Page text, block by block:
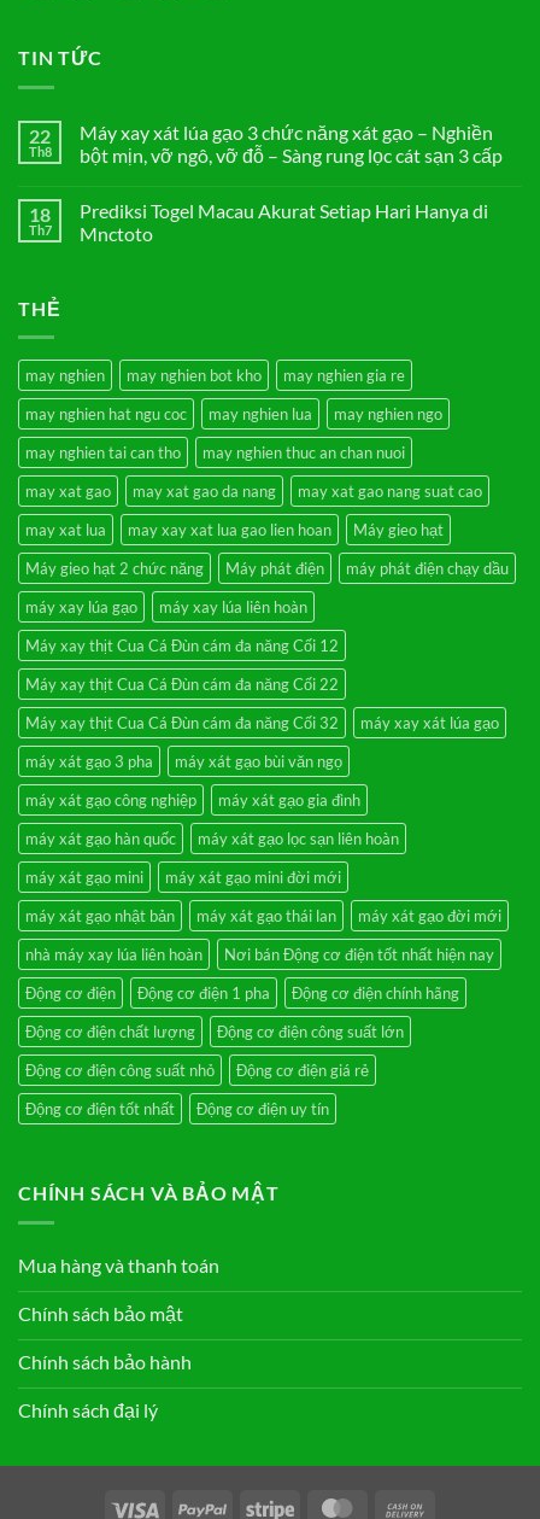
TIN TỨC
22
Th8
Máy xay xát lúa gạo 3 chức năng xát gạo – Nghiền
bột mịn, vỡ ngô, vỡ đỗ – Sàng rung lọc cát sạn 3 cấp
bình
luận
ở
năng
xát
gạo
–
Nghiền
bột
mịn,
vỡ
ngô,
vỡ
đỗ
–
Sàng
rung
lọc
cát
sạn
3
cấp
18
Th7
Prediksi Togel Macau Akurat Setiap Hari Hanya di
Mnctoto
Macau
Akurat
Setiap
Hari
Hanya
di
Mnctoto
THẺ
may nghien may nghien bot kho
may nghien gia re
may nghien hat ngu coc
may nghien lua
may nghien ngo
may nghien tai can tho
may nghien thuc an chan nuoi
may xat gao
may xat gao da nang
may xat gao nang suat cao
may xat lua
may xay xat lua gao lien hoan
Máy gieo hạt
Máy gieo hạt 2 chức năng
Máy phát điện
máy phát điện chạy dầu
máy xay lúa gạo
máy xay lúa liên hoàn
Máy xay thịt Cua Cá Đùn cám đa năng Cối 12
Máy xay thịt Cua Cá Đùn cám đa năng Cối 22
Máy xay thịt Cua Cá Đùn cám đa năng Cối 32
máy xay xát lúa gạo
máy xát gạo 3 pha
máy xát gạo bùi văn ngọ
máy xát gạo công nghiệp
máy xát gạo gia đình
máy xát gạo hàn quốc
máy xát gạo lọc sạn liên hoàn
máy xát gạo mini
máy xát gạo mini đời mới
máy xát gạo nhật bản
máy xát gạo thái lan
máy xát gạo đời mới
nhà máy xay lúa liên hoàn
Nơi bán Động cơ điện tốt nhất hiện nay
Động cơ điện
Động cơ điện 1 pha
Động cơ điện chính hãng
Động cơ điện chất lượng
Động cơ điện công suất lớn
Động cơ điện công suất nhỏ
Động cơ điện giá rẻ
Động cơ điện tốt nhất
Động cơ điện uy tín
CHÍNH SÁCH VÀ BẢO MẬT
Mua hàng và thanh toán
Chính sách bảo mật
Chính sách bảo hành
Chính sách đại lý
Visa PayPal Stripe MasterCard